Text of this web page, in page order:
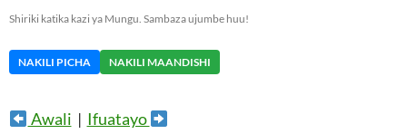
Shiriki katika kazi ya Mungu. Sambaza ujumbe huu!
NAKILI PICHA NAKILI MAANDISHI
Awali | Ifuatayo